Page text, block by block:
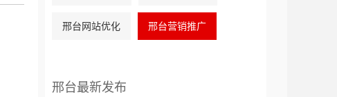
邢台网站优化 邢台营销推广
邢台最新发布